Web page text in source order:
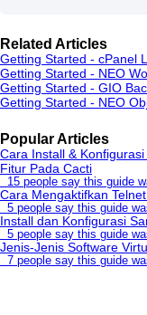
Related Articles
Getting Started - cPanel
Getting Started - NEO
Getting Started - GIO
Getting Started - NEO
Popular Articles
Cara Install &
Fitur Pada Cacti
15 people say this guide
Cara Mengaktifkan
5 people say this guide
Install dan Konfigurasi
5 people say this guide
Jenis-Jenis Software
7 people say this guide